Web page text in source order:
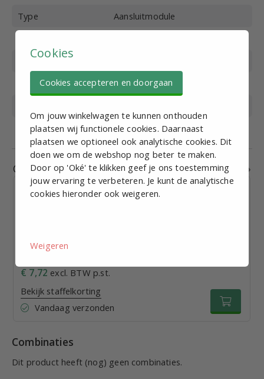
Type
Aansluitmodule
Hoogte
Wit (gebroken wit)
Beschermingsklasse
IP65
Gerelateerde producten
70mm Buis/boutaansluitmodule, 10mm, IP65
€ 7,72 excl. BTW p.st.
Bekijk staffelkorting
Vandaag verzonden
Combinaties
Dit product heeft (nog) geen combinaties.
Cookies
Cookies accepteren en doorgaan
Om jouw winkelwagen te kunnen onthouden
plaatsen wij functionele cookies. Daarnaast
plaatsen we optioneel ook analytische cookies. Dit
doen we om de webshop nog beter te maken.
Door op 'Oké' te klikken geef je ons toestemming
jouw ervaring te verbeteren. Je kunt de analytische
cookies hieronder ook weigeren.
Weigeren